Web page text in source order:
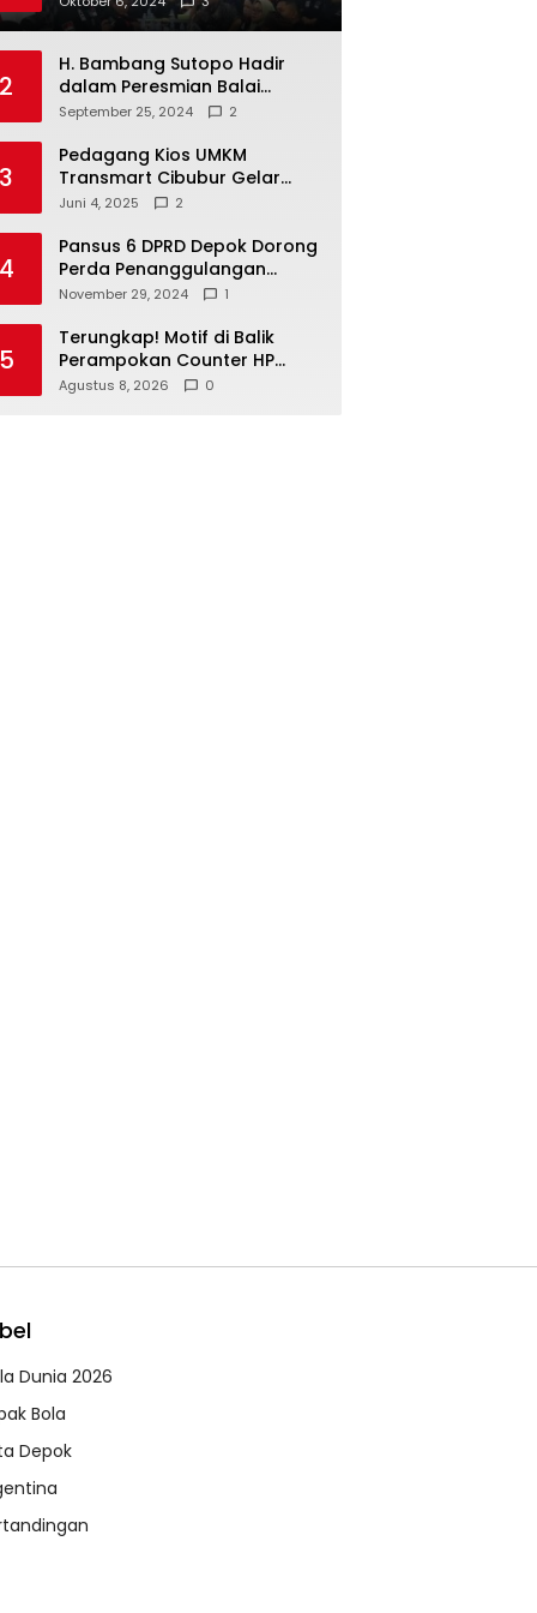
ke Masyarakat Dan Jalani
RAKERCABSUS
2
H. Bambang Sutopo Hadir
dalam Peresmian Balai
Warga di Sukamaju : Wadah
Aspirasi Masyarakat
September 25, 2024 2
3
Pedagang Kios UMKM
Transmart Cibubur Gelar
Family Gathering di Cisarua,
Kekompakan
Juni 4, 2025 2
4
Pansus 6 DPRD Depok Dorong
Perda Penanggulangan
Kebakaran untuk
November 29, 2024 1
5
Terungkap! Motif di Balik
Perampokan Counter HP
Ambarawa, Dua Pelaku Habisi
Agustus 8, 2026 0
Dunia 2026
Bola
Depok